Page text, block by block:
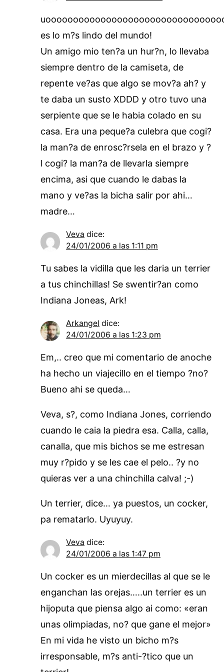
es lo m?s lindo del mundo!
Un amigo mio ten?a un hur?n, lo llevaba
siempre dentro de la camiseta, de
repente ve?as que algo se mov?a ah? y
te daba un susto XDDD y otro tuvo una
serpiente que se le habia colado en su
casa. Era una peque?a culebra que cogi?
la man?a de enrosc?rsela en el brazo y ?
l cogi? la man?a de llevarla siempre
encima, asi que cuando le dabas la
mano y ve?as la bicha salir por ahi…
madre…
Veva dice:
24/01/2006 a las 1:11 pm
Tu sabes la vidilla que les daria un terrier
a tus chinchillas! Se swentir?an como
Indiana Joneas, Ark!
Arkangel dice:
24/01/2006 a las 1:23 pm
Em,.. creo que mi comentario de anoche
ha hecho un viajecillo en el tiempo ?no?
Bueno ahi se queda…
Veva, s?, como Indiana Jones, corriendo
cuando le caia la piedra esa. Calla, calla,
canalla, que mis bichos se me estresan
muy r?pido y se les cae el pelo.. ?y no
quieras ver a una chinchilla calva! ;-)
Un terrier, dice… ya puestos, un cocker,
pa rematarlo. Uyuyuy.
Veva dice:
24/01/2006 a las 1:47 pm
Un cocker es un mierdecillas al que se le
enganchan las orejas…..un terrier es un
hijoputa que piensa algo ai como: «eran
unas olimpiadas, no? que gane el mejor»
En mi vida he visto un bicho m?s
irresponsable, m?s anti-?tico que un